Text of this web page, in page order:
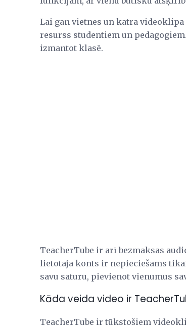
Lai gan vietnes un katra
resurss studentiem un
izmantot klasē.
TeacherTube ir arī bezmaksas
lietotāja konts ir nepieciešams
savu saturu, pievienot vienumus
Kāda veida video ir
TeacherTube ir tūkstošiem